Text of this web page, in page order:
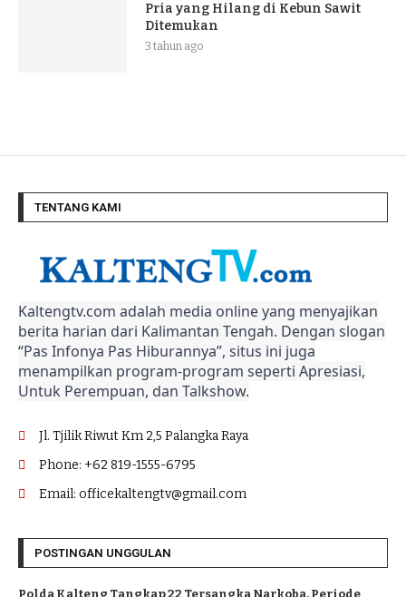
Pria yang Hilang di Kebun Sawit
Ditemukan
3 tahun ago
TENTANG KAMI
Kaltengtv.com adalah media online yang menyajikan
berita harian dari Kalimantan Tengah. Dengan slogan
“Pas Infonya Pas Hiburannya”, situs ini juga
menampilkan program-program seperti Apresiasi,
Untuk Perempuan, dan Talkshow.
Jl. Tjilik Riwut Km 2,5 Palangka Raya
Phone: +62 819-1555-6795
Email: officekaltengtv@gmail.com
POSTINGAN UNGGULAN
Polda Kalteng Tangkap 22 Tersangka Narkoba, Periode